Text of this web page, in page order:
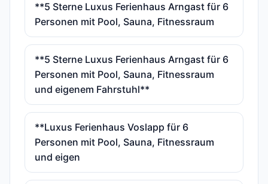
**5 Sterne Luxus Ferienhaus Arngast für 6
Personen mit Pool, Sauna, Fitnessraum
**5 Sterne Luxus Ferienhaus Arngast für 6
Personen mit Pool, Sauna, Fitnessraum
und eigenem Fahrstuhl**
**Luxus Ferienhaus Voslapp für 6
Personen mit Pool, Sauna, Fitnessraum
und eigen